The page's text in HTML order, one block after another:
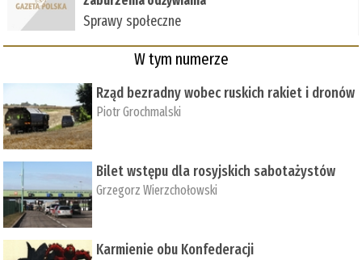
Sprawy społeczne
W tym numerze
Rząd bezradny wobec ruskich rakiet i dronów
Piotr Grochmalski
Bilet wstępu dla rosyjskich sabotażystów
Grzegorz Wierzchołowski
Karmienie obu Konfederacji